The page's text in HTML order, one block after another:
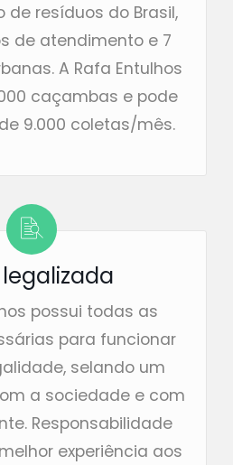
resíduos do Brasil,
de atendimento e 7
A Rafa Entulhos
caçambas e pode
9.000 coletas/mês.
legalizada
possui todas as
para funcionar
selando um
a sociedade e com
Responsabilidade
experiência aos